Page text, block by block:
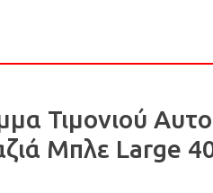
Τιμονιού
Μπλε Large